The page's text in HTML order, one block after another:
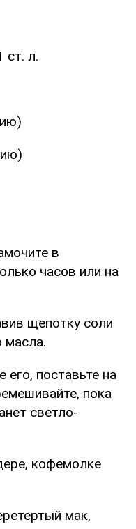
ст. л.
в
часов или на
щепотку соли
масла.
его, поставьте на
пока
светло-
кофемолке
мак,